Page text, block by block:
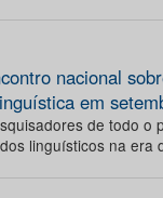
nacional
em
de todo o
linguísticos na era